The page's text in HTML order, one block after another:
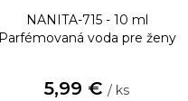
NANITA-715 - 10 ml
Parfémovaná voda pre ženy
5,99 € / ks